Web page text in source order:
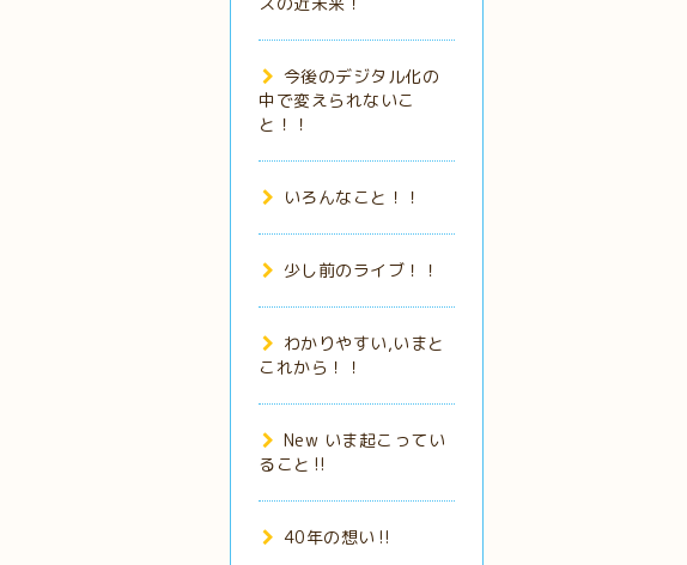
今後のデジタル化の
中で変えられないこ
と！！
いろんなこと！！
少し前のライブ！！
わかりやすい,いまと
これから！！
New いま起こってい
ること‼️
40年の想い‼️